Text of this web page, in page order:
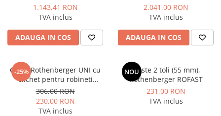
Rooftop-uri pentru racire si
incalzire
Unitati motocondensante
Sisteme evaporative de climatizare
Ventilatoare pentru baie
(Z209)
1.143,41 RON
TVA inclus
ADAUGA IN COS
Rothenberger
2.041,00 RON
TVA inclus
ADAUGA IN COS
-25%
Cheie Rothenberger UNI cu
clichet pentru robineti
radiator si fitinguri de
legatura
306,00 RON
230,00 RON
TVA inclus
NOUCleste 2 toli (55 mm),
Rothenberger ROFAST
231,00 RON
TVA inclus